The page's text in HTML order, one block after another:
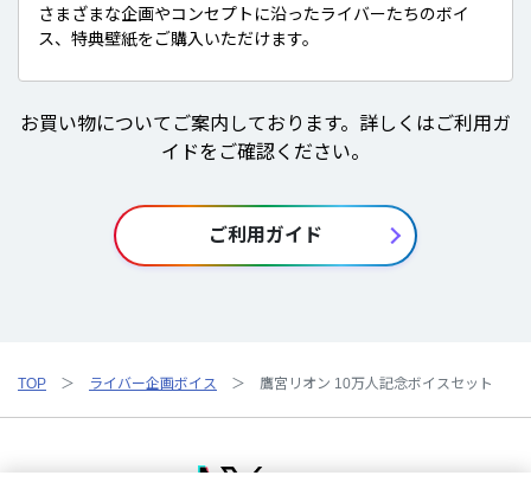
さまざまな企画やコンセプトに沿ったライバーたちのボイ
ス、特典壁紙をご購入いただけます。
お買い物についてご案内しております。詳しくはご利用ガ
イドをご確認ください。
ご利用ガイド
TOP ライバー企画ボイス 鷹宮リオン 10万人記念ボイスセット